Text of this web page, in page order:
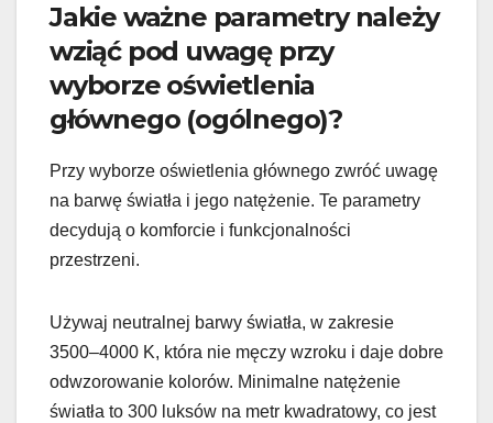
Jakie ważne parametry należy
wziąć pod uwagę przy
wyborze oświetlenia
głównego (ogólnego)?
Przy wyborze oświetlenia głównego zwróć uwagę
na barwę światła i jego natężenie. Te parametry
decydują o komforcie i funkcjonalności
przestrzeni.
Używaj neutralnej barwy światła, w zakresie
3500–4000 K, która nie męczy wzroku i daje dobre
odwzorowanie kolorów. Minimalne natężenie
światła to 300 luksów na metr kwadratowy, co jest